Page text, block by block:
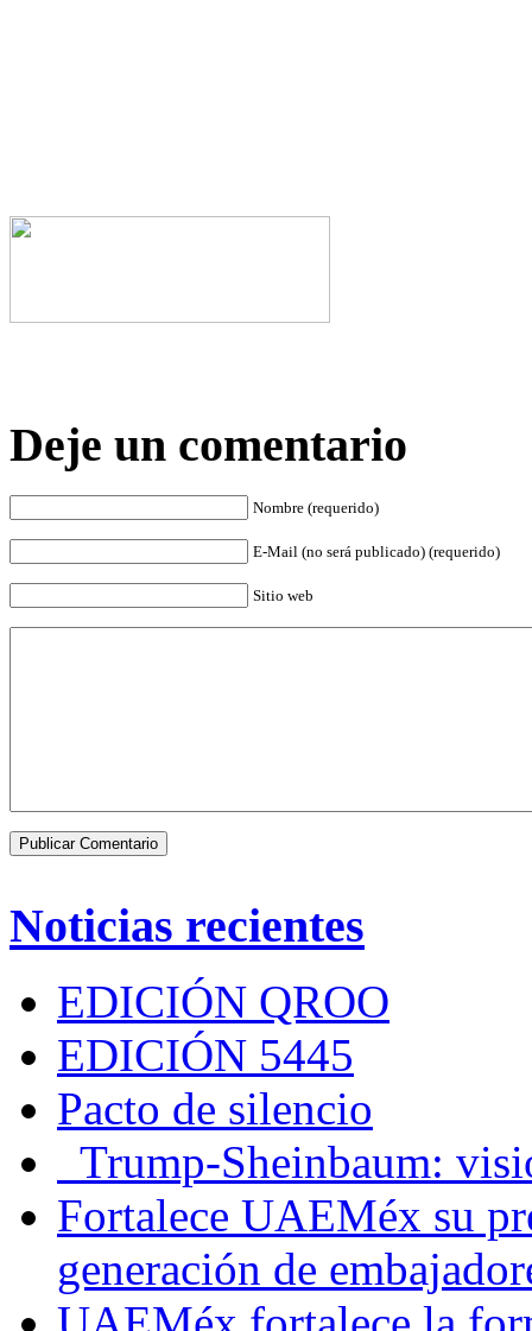
Deje un comentario
Nombre (requerido)
E-Mail (no será publicado) (requerido)
Sitio web
Noticias recientes
EDICIÓN QROO
EDICIÓN 5445
Pacto de silencio
Trump-Sheinbaum:
Fortalece UAEMéx su
generación de